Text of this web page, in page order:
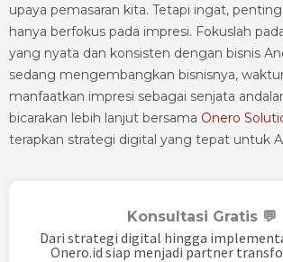
upaya pemasaran kita. Tetapi ingat,
hanya berfokus pada impresi. Fokuslah
yang nyata dan konsisten dengan bisnis
sedang mengembangkan bisnisnya,
manfaatkan impresi sebagai senjata
bicarakan lebih lanjut bersama Onero
terapkan strategi digital yang tepat untuk
Konsultasi Gratis 💬
Dari strategi digital hingga
Onero.id siap menjadi partner